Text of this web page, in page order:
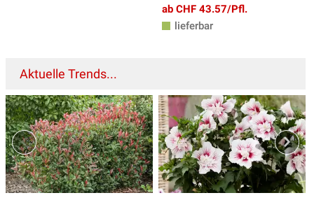
ab CHF 43.57/Pfl.
lieferbar
Aktuelle Trends...